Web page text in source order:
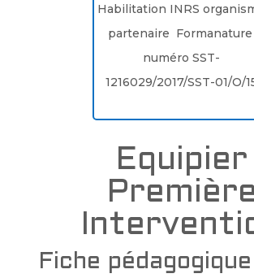
Habilitation INRS
partenaire Formanature
numéro SST-
1216029/2017/SST-01/O/
Equipier
Première
Fiche